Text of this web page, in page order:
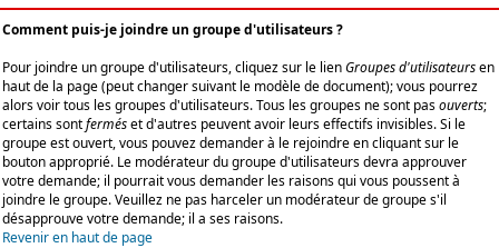
Comment puis-je joindre un groupe d'utilisateurs ?
Pour joindre un groupe d'utilisateurs, cliquez sur le lienGroupes d'utilisateursen
haut de la page (peut changer suivant le modèle de document); vous pourrez
alors voir tous les groupes d'utilisateurs. Tous les groupes ne sont pasouverts;
certains sontferméset d'autres peuvent avoir leurs effectifs invisibles. Si le
groupe est ouvert, vous pouvez demander à le rejoindre en cliquant sur le
bouton approprié. Le modérateur du groupe d'utilisateurs devra approuver
votre demande; il pourrait vous demander les raisons qui vous poussent à
joindre le groupe. Veuillez ne pas harceler un modérateur de groupe s'il
désapprouve votre demande; il a ses raisons.
Revenir en haut de page